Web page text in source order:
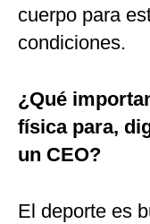
cuerpo para
condiciones.
¿Qué
física para,
un CEO?
El deporte es